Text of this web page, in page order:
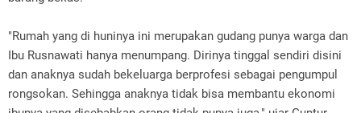
"Rumah yang di huninya ini merupakan gudang punya warga dan
Ibu Rusnawati hanya menumpang. Dirinya tinggal sendiri disini
dan anaknya sudah bekeluarga berprofesi sebagai pengumpul
rongsokan. Sehingga anaknya tidak bisa membantu ekonomi